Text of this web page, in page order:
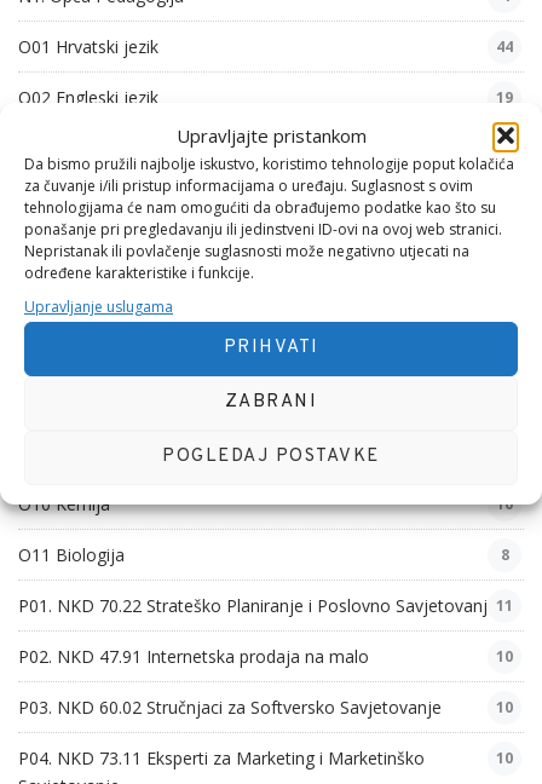
Upravljajte pristankom
Da bismo pružili najbolje iskustvo, koristimo tehnologije poput kolačića
za čuvanje i/ili pristup informacijama o uređaju. Suglasnost s ovim
tehnologijama će nam omogućiti da obrađujemo podatke kao što su
ponašanje pri pregledavanju ili jedinstveni ID-ovi na ovoj web stranici.
Nepristanak ili povlačenje suglasnosti može negativno utjecati na
određene karakteristike i funkcije.
Upravljanje uslugama
PRIHVATI
ZABRANI
POGLEDAJ POSTAVKE
O01 Hrvatski jezik 44
O02 Engleski jezik 19
10
O04 Vjeronauk
O05 Zemljopis
O06 Politika i gospodarstvo
O07 Tjelesna i zdravstvena kultura
O10 Kemija 10
O11 Biologija 8
P01. NKD 70.22 Strateško Planiranje i Poslovno Savjetovanje11
P02. NKD 47.91 Internetska prodaja na malo 10
P03. NKD 60.02 Stručnjaci za Softversko Savjetovanje 10
P04. NKD 73.11 Eksperti za Marketing i Marketinško
10